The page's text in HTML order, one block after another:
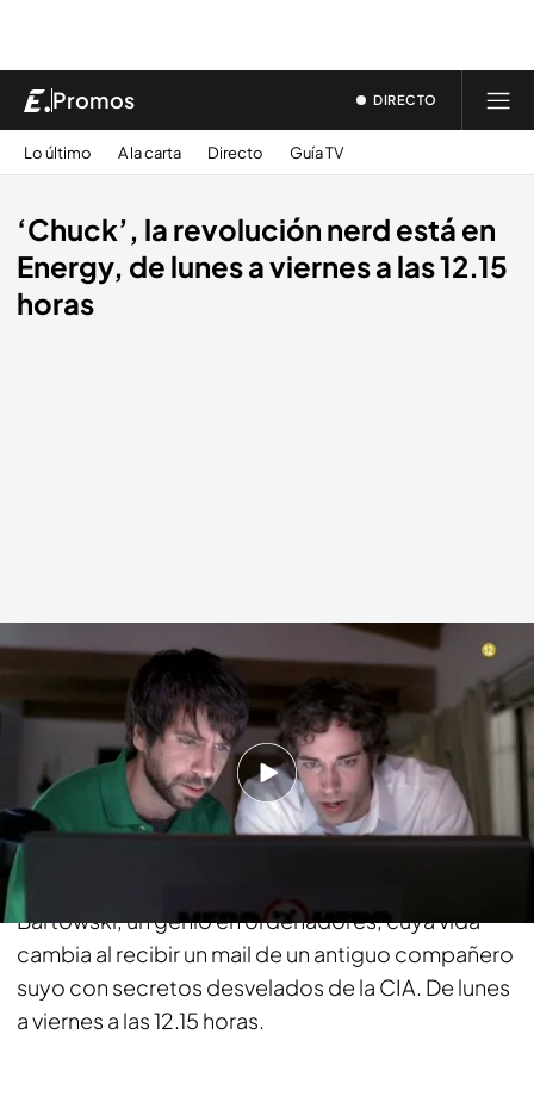
Promos DIRECTO
Lo último A la carta Directo Guía TV
‘Chuck’, la revolución nerd está en
Energy, de lunes a viernes a las 12.15
horas
27 OCT 2016 - 11:41h.
Compartir
¿Conoces todo lo necesario para ser un friki?
Disfruta en Energy de las aventuras de Chuck
Bartowski, un genio en ordenadores, cuya vida
cambia al recibir un mail de un antiguo compañero
suyo con secretos desvelados de la CIA. De lunes
a viernes a las 12.15 horas.